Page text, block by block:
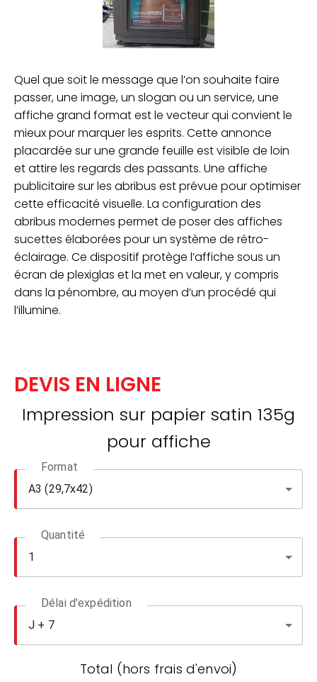
Quel que soit le message que l’on souhaite faire
passer, une image, un slogan ou un service, une
affiche grand format est le vecteur qui convient le
mieux pour marquer les esprits. Cette annonce
placardée sur une grande feuille est visible de loin
et attire les regards des passants. Une affiche
publicitaire sur les abribus est prévue pour optimiser
cette efficacité visuelle. La configuration des
abribus modernes permet de poser des affiches
sucettes élaborées pour un système de rétro-
éclairage. Ce dispositif protège l’affiche sous un
écran de plexiglas et la met en valeur, y compris
dans la pénombre, au moyen d’un procédé qui
l’illumine.
DEVIS EN LIGNE
Impression sur papier satin 135g
pour affiche
Format
Quantité
Délai d'expédition
Total (hors frais d'envoi)